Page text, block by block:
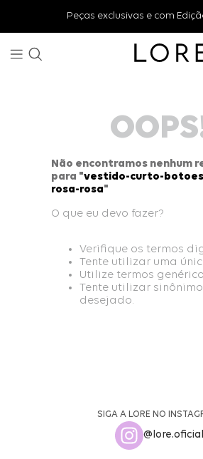
Peças exclusivas e com
Não encontramos nenhum
para "vestido-curto-
rosa-rosa"
O que eu devo fazer?
Verifique os termos
Tente utilizar uma
Utilize termos
Tente utilizar
desejado.
SIGA A LORE NO
@lore.oficial